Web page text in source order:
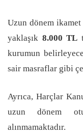
Uzun dönem
yaklaşık 8.000 TL
kurumun
sair masraflar gibi
Ayrıca, Harçlar
uzun dönem
alınmamaktadır.